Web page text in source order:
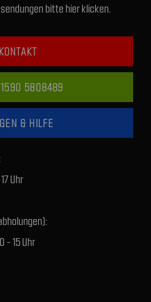
bitte hier klicken.
KONTAKT
5808489
& HILFE
Uhr
- 15 Uhr